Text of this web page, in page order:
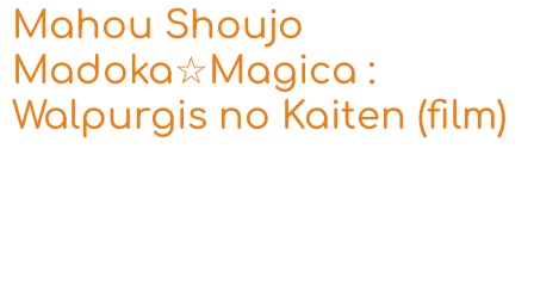
Mahou Shoujo
Madoka☆Magica :
Walpurgis no Kaiten (film)